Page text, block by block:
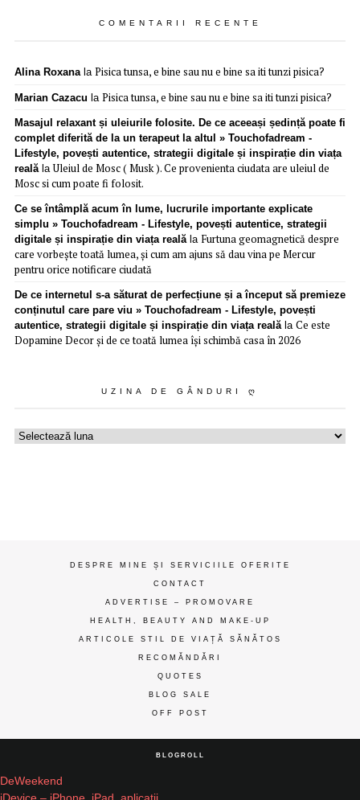
COMENTARII RECENTE
Alina Roxanala Pisica tunsa, e bine sau nu e bine sa iti tunzi pisica?
Marian Cazacu la Pisica tunsa, e bine sau nu e bine sa iti tunzi pisica?
Masajul relaxant și uleiurile folosite. De ce aceeași ședință poate fi
complet diferită de la un terapeut la altul » Touchofadream -
Lifestyle, povești autentice, strategii digitale și inspirație din viața
realălaUleiul de Mosc ( Musk ). Ce provenienta ciudata are uleiul de
Mosc si cum poate fi folosit.
Ce se întâmplă acum în lume, lucrurile importante explicate
simplu » Touchofadream - Lifestyle, povești autentice, strategii
digitale și inspirație din viața realăla Furtuna geomagnetică despre
care vorbește toată lumea, și cum am ajuns să dau vina pe Mercur
pentru orice notificare ciudată
De ce internetul s-a săturat de perfecțiune și a început să premieze
conținutul care pare viu » Touchofadream - Lifestyle, povești
autentice, strategii digitale și inspirație din viața realăla Ce este
Dopamine Decor și de ce toată lumea își schimbă casa în 2026
UZINA DE GÂNDURI Ღ
Uzina
DESPRE MINE ȘI SERVICIILE OFERITE
CONTACT
ADVERTISE – PROMOVARE
HEALTH, BEAUTY AND MAKE-UP
ARTICOLE STIL DE VIAȚĂ SĂNĂTOS
RECOMĂNDĂRI
QUOTES
BLOG SALE
OFF POST
BLOGROLL
DeWeekend
iDevice – iPhone, iPad, aplicatii